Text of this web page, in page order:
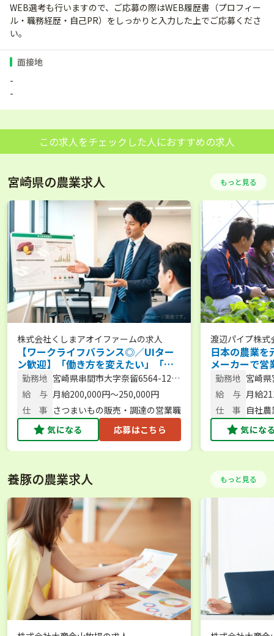
WEB選考も行いますので、ご応募の際はWEB履歴書（プロフィー
ル・職務経歴・自己PR）をしっかりと入力した上でご応募くださ
い。
面接地
-
-
この求人をチェックした人におすすめの求人
宮崎県の農業求人 もっと見る
株式会社くしまアオイファームの求人
【ワークライフバランス◎／UIター
ン歓迎】「働き方を変えたい」「営
業の経験を磨きたい方」必見！販路
開拓をするさつまいも営業（営業職
／宮崎勤務）
勤務地 宮崎県串間市大字奈留6564-12
（本社）
給 与 月給200,000円～250,000円
仕 事 さつまいもの販売・調達の営業職
気になる
応募はこちら
渡辺パイプ株式
日本の農業を
メーカーで営
【年間休日
勤務地 宮崎
給 与 月給
仕 事 自社
連商
気にな
養豚の農業求人 もっと見る